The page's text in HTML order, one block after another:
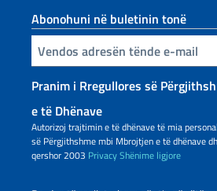
Abonohuni në buletinin tonë
Inserisci la tua email
Pranim i Rregullores së
e të Dhënave
Autorizoj trajtimin e të dhënave të mia
së Përgjithshme mbi Mbrojtjen e të dhënave
qershor 2003 PrivacyShënime ligjore